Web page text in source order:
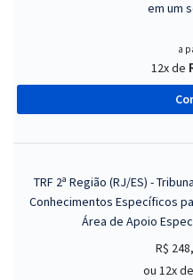
em um
a
12x de
TRF 2ª Região (RJ/ES) -
Conhecimentos Específicos
Área de Apoio
R$
ou 12x de